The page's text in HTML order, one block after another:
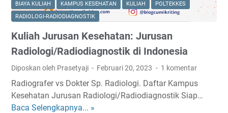
BIAYA KULIAH KAMPUS KESEHATAN KULIAH
POLTEKKES
RADIOLOGI-RADIODIAGNOSTIK
Kuliah Jurusan Kesehatan: Jurusan
Radiologi/Radiodiagnostik di Indonesia
Diposkan oleh Prasetyaji Februari 20, 2023 1 komentar
Radiografer vs Dokter Sp. Radiologi. Daftar Kampus
Kesehatan Jurusan Radiologi/Radiodiagnostik Siap…
Baca Selengkapnya... »